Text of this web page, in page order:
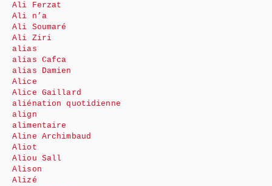
Ali Ferzat
Ali n’a
Ali Soumaré
Ali Ziri
alias
alias Cafca
alias Damien
Alice
Alice Gaillard
aliénation quotidienne
align
alimentaire
Aline Archimbaud
Aliot
Aliou Sall
Alison
Alizé